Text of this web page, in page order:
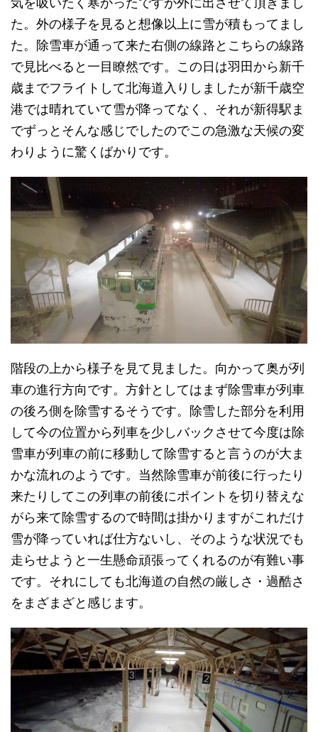
た。外の様子を見ると想像以上に雪が積もってまし
た。除雪車が通って来た右側の線路とこちらの線路
で見比べると一目瞭然です。この日は羽田から新千
歳までフライトして北海道入りしましたが新千歳空
港では晴れていて雪が降ってなく、それが新得駅ま
でずっとそんな感じでしたのでこの急激な天候の変
わりように驚くばかりです。
階段の上から様子を見て見ました。向かって奥が列
車の進行方向です。方針としてはまず除雪車が列車
の後ろ側を除雪するそうです。除雪した部分を利用
して今の位置から列車を少しバックさせて今度は除
雪車が列車の前に移動して除雪すると言うのが大ま
かな流れのようです。当然除雪車が前後に行ったり
来たりしてこの列車の前後にポイントを切り替えな
がら来て除雪するので時間は掛かりますがこれだけ
雪が降っていれば仕方ないし、そのような状況でも
走らせようと一生懸命頑張ってくれるのが有難い事
です。それにしても北海道の自然の厳しさ・過酷さ
をまざまざと感じます。